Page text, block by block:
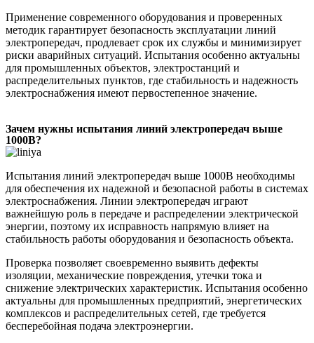
Применение современного оборудования и проверенных
методик гарантирует безопасность эксплуатации линий
электропередач, продлевает срок их службы и минимизирует
риски аварийных ситуаций. Испытания особенно актуальны
для промышленных объектов, электростанций и
распределительных пунктов, где стабильность и надежность
электроснабжения имеют первостепенное значение.
Зачем нужны испытания линий электропередач выше
1000В?
Испытания линий электропередач выше 1000В необходимы
для обеспечения их надежной и безопасной работы в системах
электроснабжения. Линии электропередач играют
важнейшую роль в передаче и распределении электрической
энергии, поэтому их исправность напрямую влияет на
стабильность работы оборудования и безопасность объекта.
Проверка позволяет своевременно выявить дефекты
изоляции, механические повреждения, утечки тока и
снижение электрических характеристик. Испытания особенно
актуальны для промышленных предприятий, энергетических
комплексов и распределительных сетей, где требуется
бесперебойная подача электроэнергии.